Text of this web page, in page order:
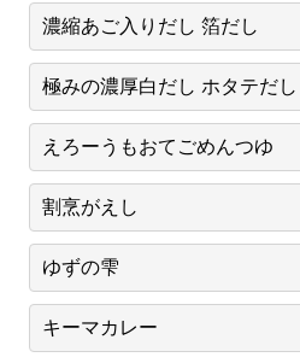
濃縮あご入りだし 箔だし
極みの濃厚白だし ホタテだし
えろーうもおてごめんつゆ
割烹がえし
ゆずの雫
キーマカレー